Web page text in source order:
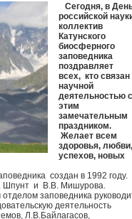
Сегодня, в
российской
коллектив
Катунского
биосферного
заповедника
поздравляет
всех, кто связан
научной
деятельностью с
этим
замечательным
праздником.
Желает всем
здоровья, любви,
успехов, новых
создан в 1992 году.
Шпунт и В.В. Мишурова.
заповедника
деятельность
Л.В.Байлагасов,